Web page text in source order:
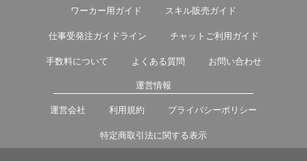
ワーカー用ガイド スキル販売ガイド
仕事受発注ガイドライン チャットご利用ガイド
手数料について よくある質問 お問い合わせ
運営情報
運営会社 利用規約 プライバシーポリシー
特定商取引法に関する表示